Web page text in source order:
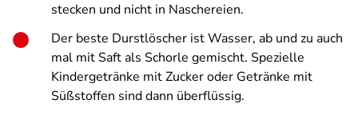
stecken und nicht in Naschereien.
Der beste Durstlöscher ist Wasser, ab und zu auch
mal mit Saft als Schorle gemischt. Spezielle
Kindergetränke mit Zucker oder Getränke mit
Süßstoffen sind dann überflüssig.